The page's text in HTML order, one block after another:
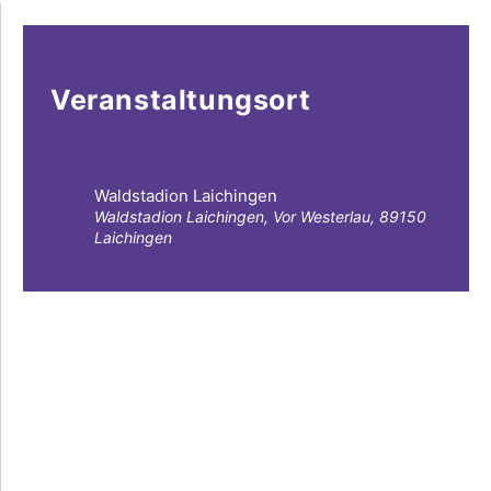
Veranstaltungsort
Waldstadion Laichingen
Waldstadion Laichingen, Vor Westerlau, 89150
Laichingen